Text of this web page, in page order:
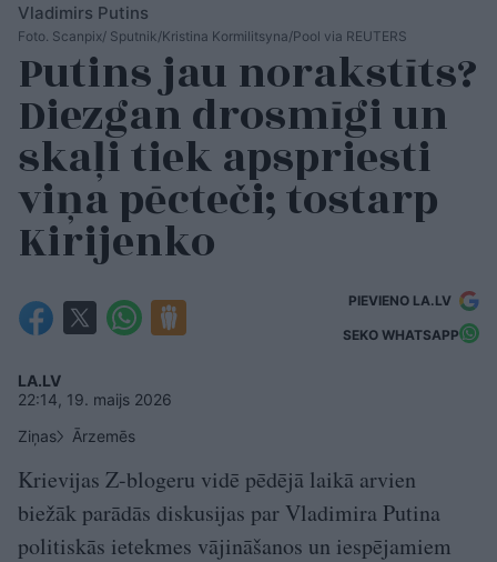
Vladimirs Putins
Foto. Scanpix/ Sputnik/Kristina Kormilitsyna/Pool via REUTERS
Putins jau norakstīts?
Diezgan drosmīgi un
skaļi tiek apspriesti
viņa pēcteči; tostarp
Kirijenko
PIEVIENO LA.LV
SEKO WHATSAPP
LA.LV
22:14, 19. maijs 2026
Ziņas
Ārzemēs
Krievijas Z-blogeru vidē pēdējā laikā arvien
biežāk parādās diskusijas par Vladimira Putina
politiskās ietekmes vājināšanos un iespējamiem